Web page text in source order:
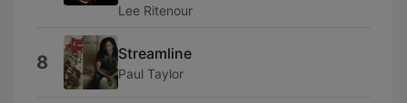
Lee Ritenour
8 Streamline
Paul Taylor